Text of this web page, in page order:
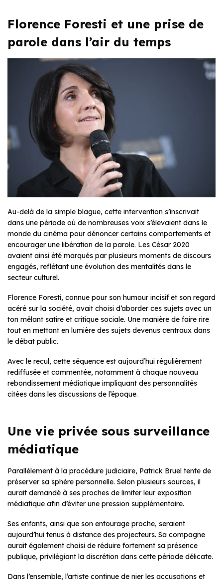
Florence Foresti et une prise de
parole dans l’air du temps
Au-delà de la simple blague, cette intervention s’inscrivait
dans une période où de nombreuses voix s’élevaient dans le
monde du cinéma pour dénoncer certains comportements et
encourager une libération de la parole. Les César 2020
avaient ainsi été marqués par plusieurs moments de discours
engagés, reflétant une évolution des mentalités dans le
secteur culturel.
Florence Foresti, connue pour son humour incisif et son regard
acéré sur la société, avait choisi d’aborder ces sujets avec un
ton mêlant satire et critique sociale. Une manière de faire rire
tout en mettant en lumière des sujets devenus centraux dans
le débat public.
Avec le recul, cette séquence est aujourd’hui régulièrement
rediffusée et commentée, notamment à chaque nouveau
rebondissement médiatique impliquant des personnalités
citées dans les discussions de l’époque.
Une vie privée sous surveillance
médiatique
Parallèlement à la procédure judiciaire, Patrick Bruel tente de
préserver sa sphère personnelle. Selon plusieurs sources, il
aurait demandé à ses proches de limiter leur exposition
médiatique afin d’éviter une pression supplémentaire.
Ses enfants, ainsi que son entourage proche, seraient
aujourd’hui tenus à distance des projecteurs. Sa compagne
aurait également choisi de réduire fortement sa présence
publique, privilégiant la discrétion dans cette période délicate.
Dans l’ensemble, l’artiste continue de nier les accusations et